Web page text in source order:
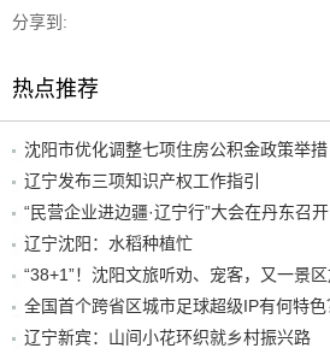
分享到:
热点推荐
沈阳市优化调整七项住房公积金政策举措
辽宁发布三项知识产权工作指引
“民营企业进边疆·辽宁行”大会在丹东召开
辽宁沈阳：水稻种植忙
辽宁新宾：山间小花环织就乡村振兴路